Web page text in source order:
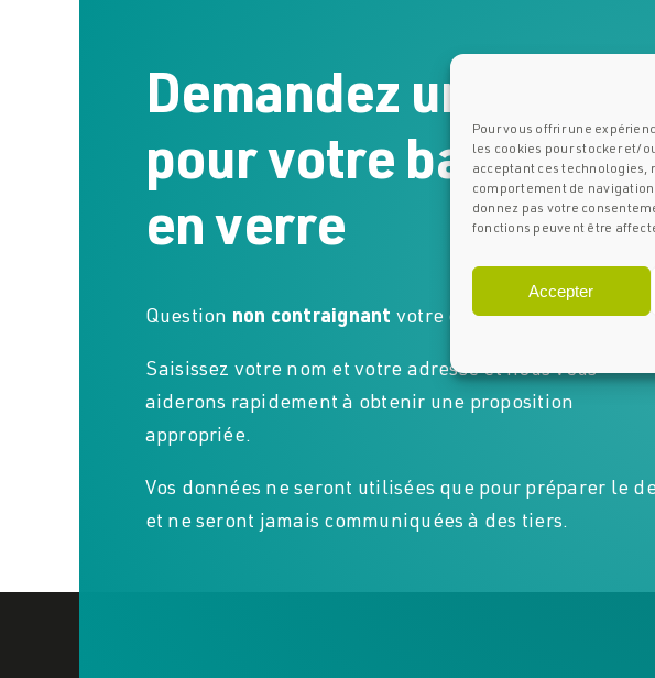
Pour vous offrir une
les cookies pour stocker et/
acceptant ces technologies,
comportement de navigation
donnez pas votre
fonctions peuvent être
Accepter
Demandez un devis
pour votre
en verre
Question non contraignant votre citation.
Saisissez votre nom et votre adresse et nous vous
aiderons rapidement à obtenir une proposition
appropriée.
Vos données ne seront utilisées que pour préparer le
et ne seront jamais communiquées à des tiers.